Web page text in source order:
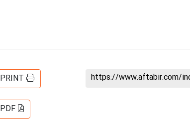
https://www.aftabir.com/
PRINT
PDF